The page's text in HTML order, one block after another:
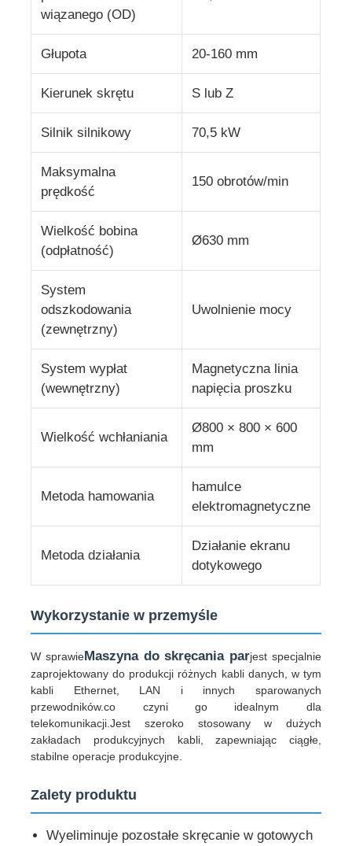
Maszyna do skręcania par
maszyna do układania drutu
przewijarka
maszyna do odciągu
Maszyna do pakowania kabli
maszyna do zawijania kabli
maszyna do wytłaczania
wiązanego (OD)
Głupota 20-160 mm
Kierunek skrętu S lub Z
Silnik silnikowy 70,5 kW
Maksymalna
prędkość
150 obrotów/min
Wielkość bobina
(odpłatność)
Ø630 mm
System
odszkodowania
(zewnętrzny)
Uwolnienie mocy
System wypłat
(wewnętrzny)
Magnetyczna linia
napięcia proszku
Wielkość wchłaniania
Ø800 × 800 × 600
mm
Metoda hamowania
hamulce
elektromagnetyczne
Metoda działania
Działanie ekranu
dotykowego
Wykorzystanie w przemyśle
W sprawieMaszyna do skręcania parjest specjalnie
zaprojektowany do produkcji różnych kabli danych, w tym
kabli Ethernet, LAN i innych sparowanych
przewodników.co czyni go idealnym dla
telekomunikacji.Jest szeroko stosowany w dużych
zakładach produkcyjnych kabli, zapewniając ciągłe,
stabilne operacje produkcyjne.
Zalety produktu
Wyeliminuje pozostałe skręcanie w gotowych